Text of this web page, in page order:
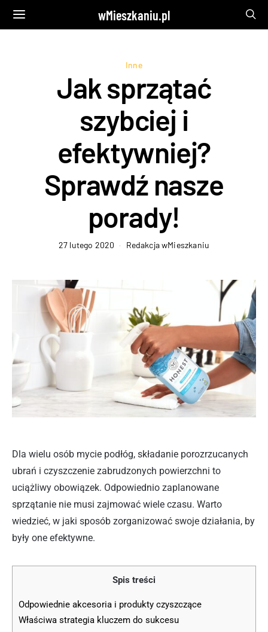
wMieszkaniu.pl
Inne
Jak sprzątać
szybciej i
efektywniej?
Sprawdź nasze
porady!
27 lutego 2020 Redakcja wMieszkaniu
Dla wielu osób mycie podłóg, składanie porozrzucanych
ubrań i czyszczenie zabrudzonych powierzchni to
uciążliwy obowiązek. Odpowiednio zaplanowane
sprzątanie nie musi zajmować wiele czasu. Warto
wiedzieć, w jaki sposób zorganizować swoje działania, by
były one efektywne.
Spis treści
Odpowiednie akcesoria i produkty czyszczące
Właściwa strategia kluczem do sukcesu